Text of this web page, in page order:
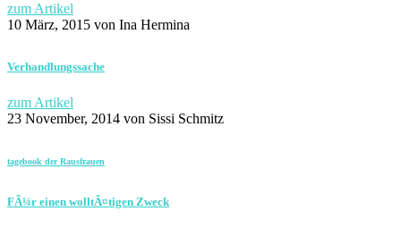
zum Artikel
10 März, 2015 von Ina Hermina
Verhandlungssache
zum Artikel
23 November, 2014 von Sissi Schmitz
tagebook der Rausfrauen
FÃ¼r einen wolltÃ¤tigen Zweck